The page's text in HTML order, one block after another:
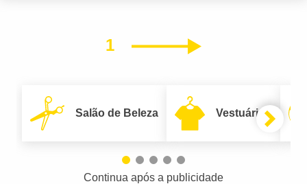
1 Próximo
Salão de Beleza Vestuário
Continua após a publicidade